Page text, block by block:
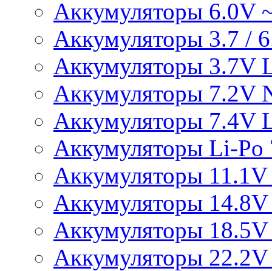
Аккумуляторы 6.0V
Аккумуляторы 3.7 /
Аккумуляторы 3.7V
Аккумуляторы 7.2V
Аккумуляторы 7.4V
Аккумуляторы Li-Po
Аккумуляторы
Аккумуляторы
Аккумуляторы
Аккумуляторы